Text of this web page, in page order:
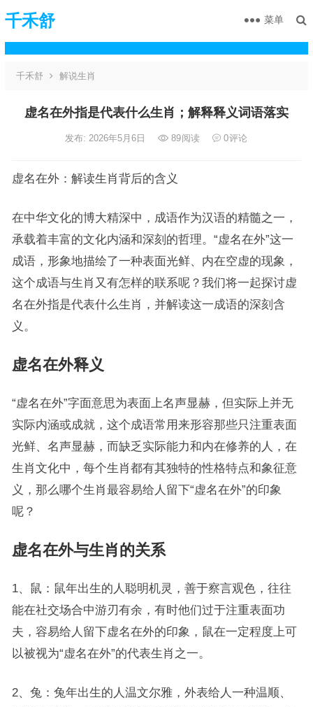
千禾舒 菜单
千禾舒 解说生肖
虚名在外指是代表什么生肖；解释释义词语落实
发布: 2026年5月6日 89阅读 0评论
虚名在外：解读生肖背后的含义
在中华文化的博大精深中，成语作为汉语的精髓之一，
承载着丰富的文化内涵和深刻的哲理。“虚名在外”这一
成语，形象地描绘了一种表面光鲜、内在空虚的现象，
这个成语与生肖又有怎样的联系呢？我们将一起探讨虚
名在外指是代表什么生肖，并解读这一成语的深刻含
义。
虚名在外释义
“虚名在外”字面意思为表面上名声显赫，但实际上并无
实际内涵或成就，这个成语常用来形容那些只注重表面
光鲜、名声显赫，而缺乏实际能力和内在修养的人，在
生肖文化中，每个生肖都有其独特的性格特点和象征意
义，那么哪个生肖最容易给人留下“虚名在外”的印象
呢？
虚名在外与生肖的关系
1、鼠：鼠年出生的人聪明机灵，善于察言观色，往往
能在社交场合中游刃有余，有时他们过于注重表面功
夫，容易给人留下虚名在外的印象，鼠在一定程度上可
以被视为“虚名在外”的代表生肖之一。
2、兔：兔年出生的人温文尔雅，外表给人一种温顺、